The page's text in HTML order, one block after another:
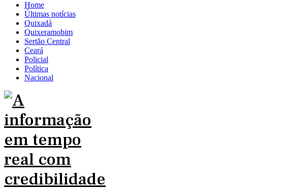
Home
Últimas notícias
Quixadá
Quixeramobim
Sertão Central
Ceará
Policial
Política
Nacional